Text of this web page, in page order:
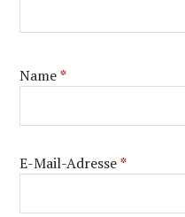
Name*
E-Mail-Adresse*